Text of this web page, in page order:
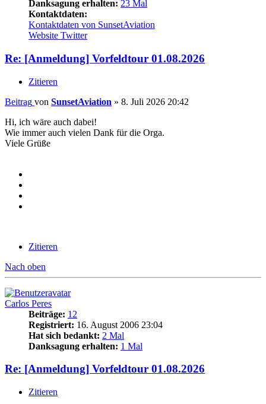
Danksagung erhalten: 23 Mal
Kontaktdaten:
Kontaktdaten von SunsetAviation
Website Twitter
Re: [Anmeldung] Vorfeldtour 01.08.2026
Zitieren
Beitrag von SunsetAviation » 8. Juli 2026 20:42
Hi, ich wäre auch dabei!
Wie immer auch vielen Dank für die Orga.
Viele Grüße
Zitieren
Nach oben
Carlos Peres
Beiträge: 12
Registriert: 16. August 2006 23:04
Hat sich bedankt: 2 Mal
Danksagung erhalten: 1 Mal
Re: [Anmeldung] Vorfeldtour 01.08.2026
Zitieren